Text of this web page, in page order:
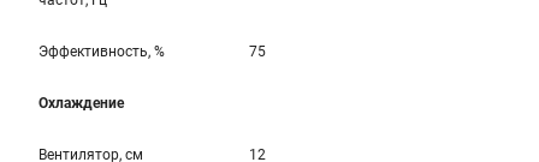
Эффективность, % 75
Охлаждение
Вентилятор, см 12